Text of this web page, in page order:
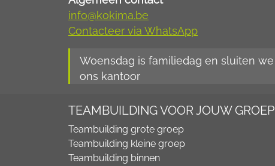
info@kokima.be
Contacteer via WhatsApp
Woensdag is familiedag en sluiten we
ons kantoor
TEAMBUILDING VOOR JOUW GROEP
Teambuilding grote groep
Teambuilding kleine groep
Teambuilding binnen